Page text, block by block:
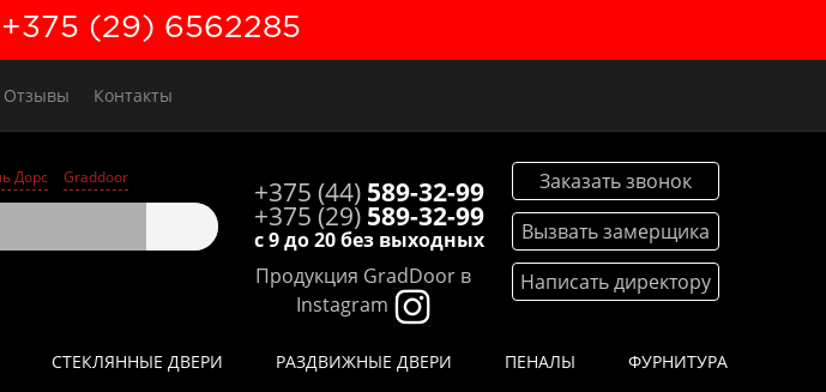
(29) 6562285
Отзывы Контакты
Заказать звонок
Вызвать замерщика
Написать директору
+375 (44) 589-32-99
+375 (29) 589-32-99
с 9 до 20 без выходных
Продукция GradDoor в
Instagram
Дорс Graddoor
СТЕКЛЯННЫЕ ДВЕРИ РАЗДВИЖНЫЕ ДВЕРИ ПЕНАЛЫ ФУРНИТУРА